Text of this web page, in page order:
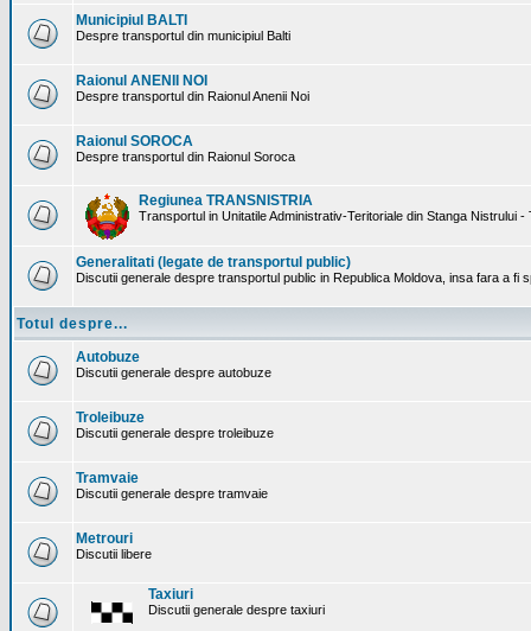
Municipiul BALTI
Despre transportul din municipiul Balti
Raionul ANENII NOI
Despre transportul din Raionul Anenii Noi
Raionul SOROCA
Despre transportul din Raionul Soroca
Regiunea TRANSNISTRIA
Transportul in Unitatile Administrativ-Teritoriale din Stanga Nistrului -
Generalitati (legate de transportul public)
Discutii generale despre transportul public in Republica Moldova, insa fara a fi
Totul despre...
Autobuze
Discutii generale despre autobuze
Troleibuze
Discutii generale despre troleibuze
Tramvaie
Discutii generale despre tramvaie
Metrouri
Discutii libere
Taxiuri
Discutii generale despre taxiuri